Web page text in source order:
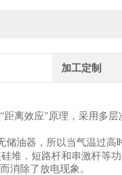
加工定制
“距离效应"原理，采用多
储油器，所以当气温过
堆．短路杆和串激杆等
消除了放电现象。